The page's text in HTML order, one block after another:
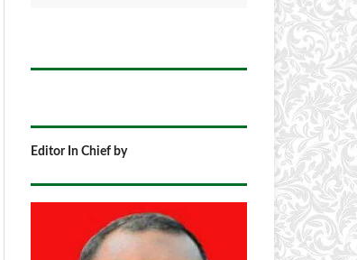
Editor In Chief by